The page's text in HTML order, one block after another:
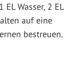
Wasser, 2 EL
auf eine
bestreuen.